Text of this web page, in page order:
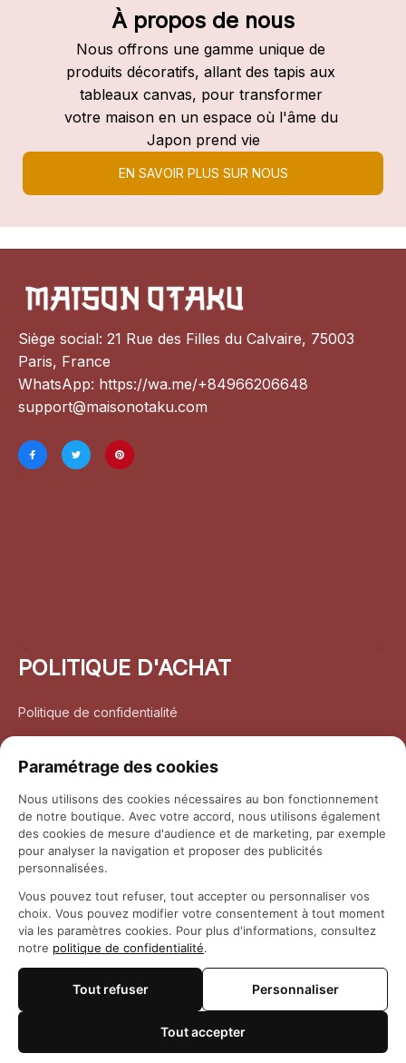
À propos de nous
Nous offrons une gamme unique de
produits décoratifs, allant des tapis aux
tableaux canvas, pour transformer
votre maison en un espace où l'âme du
Japon prend vie
EN SAVOIR PLUS SUR NOUS
Siège social: 21 Rue des Filles du Calvaire, 75003
Paris, France
WhatsApp: https://wa.me/+84966206648
support@maisonotaku.com
POLITIQUE D'ACHAT
Politique de confidentialité
Politique de retour et remboursement
Coordonnées
Questions fréquemment posées
© 2026 Maison Otaku
Paramétrage des cookies
Nous utilisons des cookies nécessaires au bon fonctionnement
de notre boutique. Avec votre accord, nous utilisons également
des cookies de mesure d'audience et de marketing, par exemple
pour analyser la navigation et proposer des publicités
personnalisées.
Vous pouvez tout refuser, tout accepter ou personnaliser vos
choix. Vous pouvez modifier votre consentement à tout moment
via les paramètres cookies. Pour plus d'informations, consultez
notre politique de confidentialité.
Tout refuser Personnaliser
Tout accepter